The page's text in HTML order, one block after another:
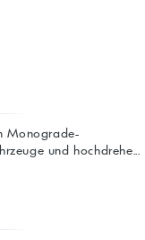
Monograde-
und hochdrehe...